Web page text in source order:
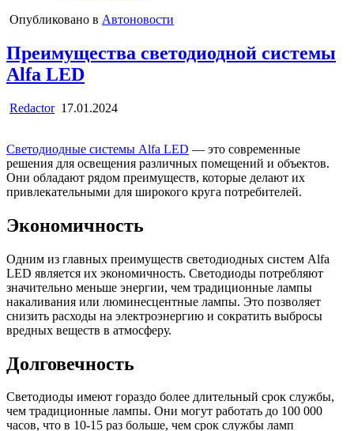
Опубликовано в Автоновости
Преимущества светодиодной системы
Alfa LED
Redactor 17.01.2024
Светодиодные системы Alfa LED — это современные
решения для освещения различных помещений и объектов.
Они обладают рядом преимуществ, которые делают их
привлекательными для широкого круга потребителей.
Экономичность
Одним из главных преимуществ светодиодных систем Alfa
LED является их экономичность. Светодиоды потребляют
значительно меньше энергии, чем традиционные лампы
накаливания или люминесцентные лампы. Это позволяет
снизить расходы на электроэнергию и сократить выбросы
вредных веществ в атмосферу.
Долговечность
Светодиоды имеют гораздо более длительный срок службы,
чем традиционные лампы. Они могут работать до 100 000
часов, что в 10-15 раз больше, чем срок службы ламп